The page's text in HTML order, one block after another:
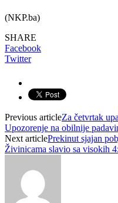
(NKP.ba)
SHARE
Facebook
Twitter
Previous articleZa četvrtak
Upozorenje na obilnije
Next articlePrekinut sjajan
Živinicama slavio sa visokih